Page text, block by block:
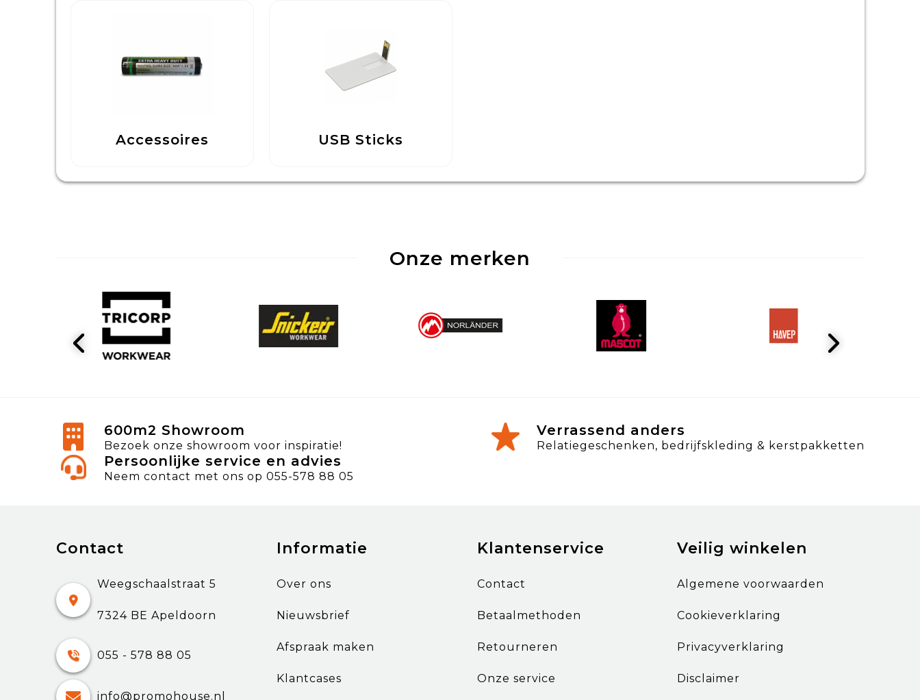
Accessoires USB Sticks
Onze merken
600m2 Showroom
Bezoek onze showroom voor inspiratie!
Verrassend anders
Relatiegeschenken, bedrijfskleding & kerstpakketten
Persoonlijke service en advies
Neem contact met ons op 055-578 88 05
Contact
Weegschaalstraat 5
7324 BE Apeldoorn
055 - 578 88 05
info@promohouse.nl
Informatie
Over ons
Nieuwsbrief
Afspraak maken
Klantcases
Klantenservice
Contact
Betaalmethoden
Retourneren
Onze service
Veilig winkelen
Algemene voorwaarden
Cookieverklaring
Privacyverklaring
Disclaimer